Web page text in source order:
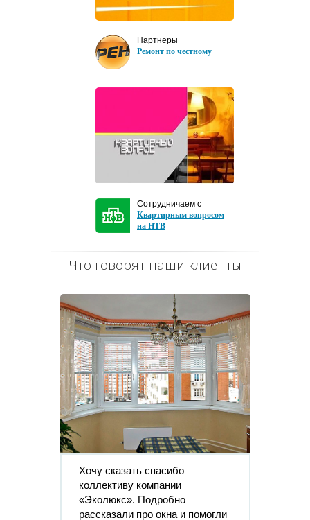
Партнеры
Ремонт по честному
Сотрудничаем с
Квартирным вопросом
на НТВ
Что говорят наши клиенты
Хочу сказать спасибо
коллективу компании
«Эколюкс». Подробно
рассказали про окна и помогли